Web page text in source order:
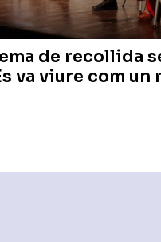
de recollida
va viure com